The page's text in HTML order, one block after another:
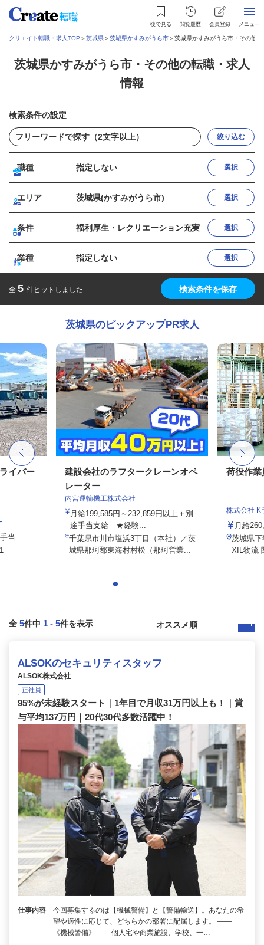
後で見る 閲覧履歴 会員登録 メニュー
クリエイト転職・求人TOP ＞茨城県＞茨城県かすみがうら市＞茨城県かすみがうら市・その他
茨城県かすみがうら市・その他の転職・求人
情報
検索条件の設定
絞り込む
職種 指定しない 選択
エリア 茨城県(かすみがうら市) 選択
条件 福利厚生・レクリエーション充実 選択
業種 指定しない 選択
全 5 件ヒットしました 検索条件を保存
茨城県のピックアップPR求人
イバー
当
建設会社のラフタークレーンオペ
レーター
内宮運輸機工株式会社
月給199,585円～232,859円以上＋別
途手当支給 ★経験...
千葉県市川市塩浜3丁目（本社）／茨
城県那珂郡東海村村松（那珂営業...
荷役作業
株式会社
月給
茨城県
XIL物流
全 5件中 1 - 5件を表示
ALSOKのセキュリティスタッフ
ALSOK株式会社
正社員
95%が未経験スタート｜1年目で月収31万円以上も！｜賞
与平均137万円｜20代30代多数活躍中！
仕事内容
今回募集するのは【機械警備】と【警備輸送】。あなたの希
望や適性に応じて、どちらかの部署に配属します。 ――
《機械警備》―― 個人宅や商業施設、学校、一…